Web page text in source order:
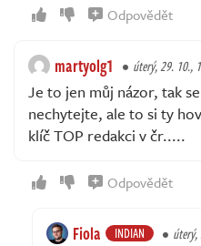
Odpovědět
martyolg1 úterý, 29. 10.,
Je to jen můj názor, tak
nechytejte, ale to si ty
klíč TOP redakci v čr.....
Odpovědět
Fiola INDIAN